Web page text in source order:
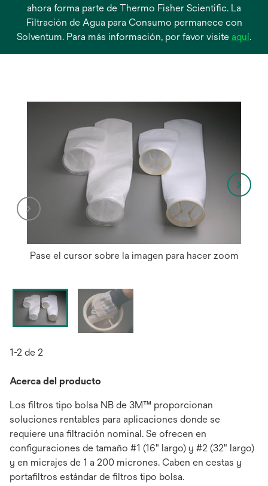
ahora forma parte de Thermo Fisher Scientific. La
Filtración de Agua para Consumo permanece con
Solventum. Para más información, por favor visite aquíse
.
Pase el cursor sobre la imagen para hacer zoom
1-2 de 2
Acerca del producto
Los filtros tipo bolsa NB de 3M™ proporcionan
soluciones rentables para aplicaciones donde se
requiere una filtración nominal. Se ofrecen en
configuraciones de tamaño #1 (16" largo) y #2 (32" largo)
y en micrajes de 1 a 200 micrones. Caben en cestas y
portafiltros estándar de filtros tipo bolsa.